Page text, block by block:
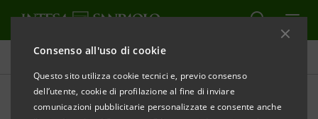
Consenso all'uso di cookie
Questo sito utilizza cookie tecnici e, previo consenso
dell’utente, cookie di profilazione al fine di inviare
comunicazioni pubblicitarie personalizzate e consente anche
Tutti i progetti